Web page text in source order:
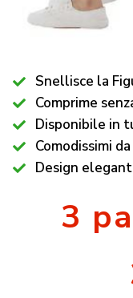
Snellisce la
Comprime
Disponibile in
Comodissimi
Design
3